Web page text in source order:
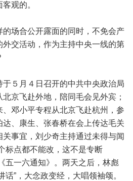
观的。
场合公开露面的同时，不免会产
交活动，作为主持中央一线的第
５月４日召开的中共中央政治局
京飞赴外地，陪同毛会见外宾；
、邓小平专程从北京飞赴杭州，参
、康生、张春桥在会上传达毛关
事宜，刘少奇主持通过未得与闻
标点都不能改，这不是专断
五一六通知》。两天之后，林彪
话”，大念政变经，大唱领袖颂。